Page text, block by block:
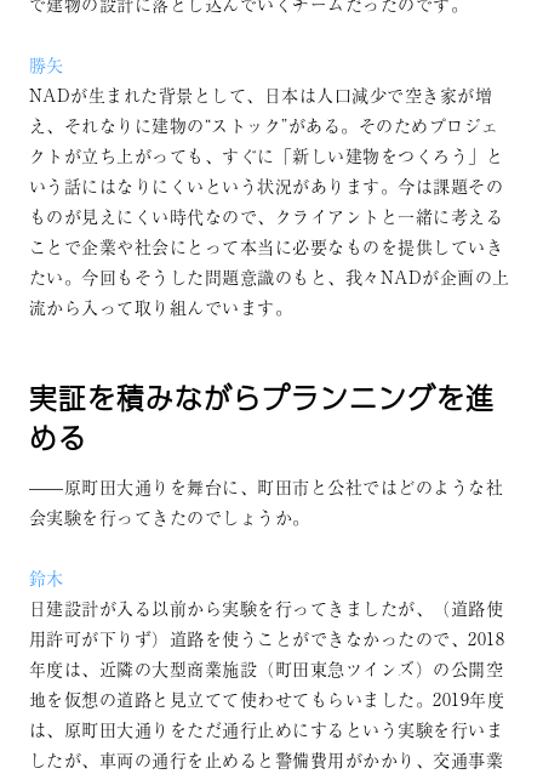
勝矢
NADが生まれた背景として、日本は人口減少で空き家が増
え、それなりに建物の“ストック”がある。そのためプロジェ
クトが立ち上がっても、すぐに「新しい建物をつくろう」と
いう話にはなりにくいという状況があります。今は課題その
ものが見えにくい時代なので、クライアントと一緒に考える
ことで企業や社会にとって本当に必要なものを提供していき
たい。今回もそうした問題意識のもと、我々NADが企画の上
流から入って取り組んでいます。
実証を積みながらプランニングを進
める
——原町田大通りを舞台に、町田市と公社ではどのような社
会実験を行ってきたのでしょうか。
鈴木
日建設計が入る以前から実験を行ってきましたが、（道路使
用許可が下りず）道路を使うことができなかったので、2018
年度は、近隣の大型商業施設（町田東急ツインズ）の公開空
地を仮想の道路と見立てて使わせてもらいました。2019年度
は、原町田大通りをただ通行止めにするという実験を行いま
したが、車両の通行を止めると警備費用がかかり、交通事業